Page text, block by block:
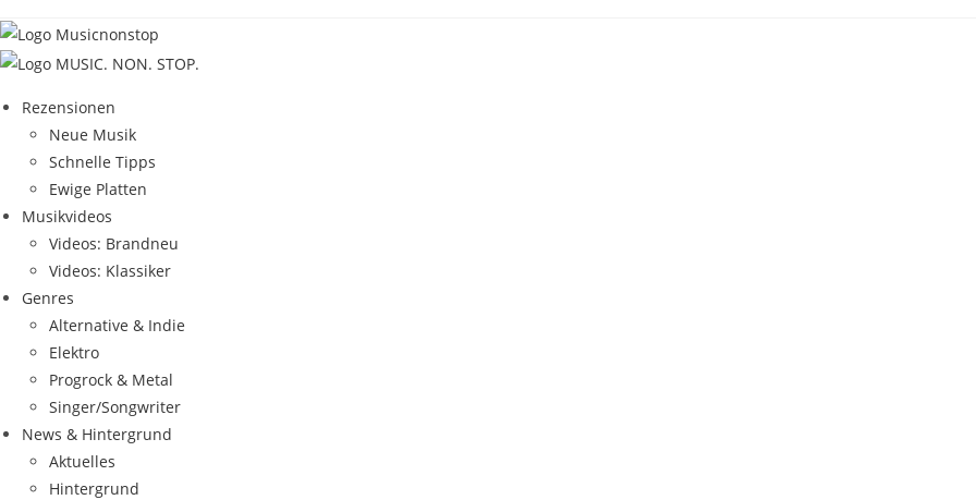
Inhalt
springen
Rezensionen
Neue Musik
Schnelle Tipps
Ewige Platten
Musikvideos
Videos: Brandneu
Videos: Klassiker
Genres
Alternative & Indie
Elektro
Progrock & Metal
Singer/Songwriter
News & Hintergrund
Aktuelles
Hintergrund